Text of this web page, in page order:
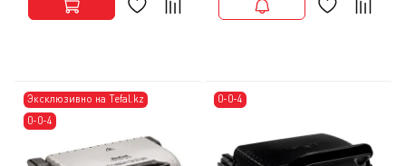
Эксклюзивно на Tefal.kz
0-0-4
0-0-4